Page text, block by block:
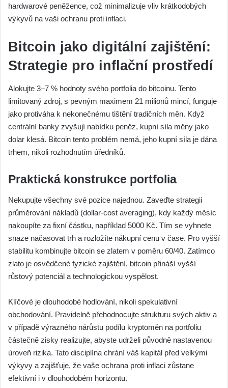
hardwarové peněžence, což minimalizuje vliv krátkodobých
výkyvů na vaši ochranu proti inflaci.
Bitcoin jako digitální zajištění:
Strategie pro inflační prostředí
Alokujte 3–7 % hodnoty svého portfolia do bitcoinu. Tento
limitovaný zdroj, s pevným maximem 21 milionů mincí, funguje
jako protiváha k nekonečnému tištění tradičních měn. Když
centrální banky zvyšují nabídku peněz, kupní síla měny jako
dolar klesá. Bitcoin tento problém nemá, jeho kupní síla je dána
trhem, nikoli rozhodnutím úředníků.
Praktická konstrukce portfolia
Nekupujte všechny své pozice najednou. Zaveďte strategii
průměrování nákladů (dollar-cost averaging), kdy každý měsíc
nakoupíte za fixní částku, například 5000 Kč. Tím se vyhnete
snaze načasovat trh a rozložíte nákupní cenu v čase. Pro vyšší
stabilitu kombinujte bitcoin se zlatem v poměru 60/40. Zatímco
zlato je osvědčené fyzické zajištění, bitcoin přináší vyšší
růstový potenciál a technologickou vyspělost.
Klíčové je dlouhodobé hodlování, nikoli spekulativní
obchodování. Pravidelně přehodnocujte strukturu svých aktiv a
v případě výrazného nárůstu podílu kryptoměn na portfoliu
částečně zisky realizujte, abyste udrželi původně nastavenou
úroveň rizika. Tato disciplína chrání váš kapitál před velkými
výkyvy a zajišťuje, že vaše ochrana proti inflaci zůstane
efektivní i v dlouhodobém horizontu.